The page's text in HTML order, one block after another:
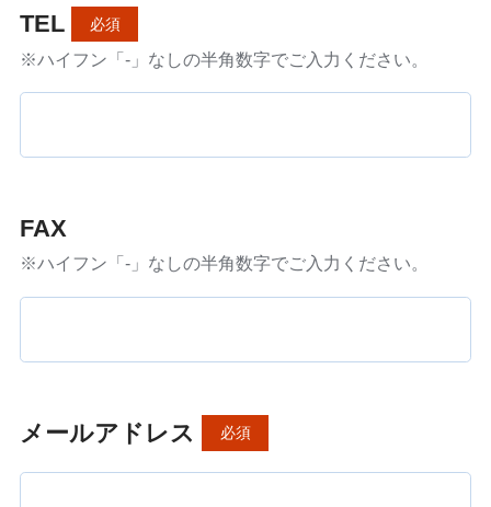
TEL 必須
※ハイフン「-」なしの半角数字でご入力ください。
FAX
※ハイフン「-」なしの半角数字でご入力ください。
メールアドレス 必須